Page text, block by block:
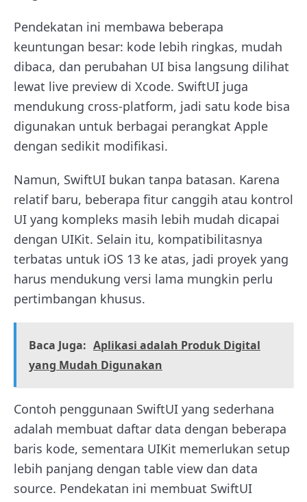
Pendekatan ini membawa beberapa
keuntungan besar: kode lebih ringkas, mudah
dibaca, dan perubahan UI bisa langsung dilihat
lewat live preview di Xcode. SwiftUI juga
mendukung cross-platform, jadi satu kode bisa
digunakan untuk berbagai perangkat Apple
dengan sedikit modifikasi.
Namun, SwiftUI bukan tanpa batasan. Karena
relatif baru, beberapa fitur canggih atau kontrol
UI yang kompleks masih lebih mudah dicapai
dengan UIKit. Selain itu, kompatibilitasnya
terbatas untuk iOS 13 ke atas, jadi proyek yang
harus mendukung versi lama mungkin perlu
pertimbangan khusus.
Baca Juga: Aplikasi adalah Produk Digital
yang Mudah Digunakan
Contoh penggunaan SwiftUI yang sederhana
adalah membuat daftar data dengan beberapa
baris kode, sementara UIKit memerlukan setup
lebih panjang dengan table view dan data
source. Pendekatan ini membuat SwiftUI